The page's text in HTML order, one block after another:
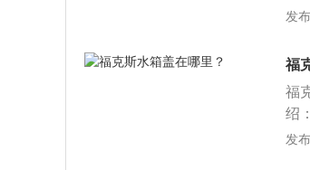
时
好
发
福
福
绍
冷
发